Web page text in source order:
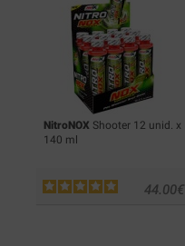
NitroNOX Shooter 12 unid. x
140 ml
€
44.00